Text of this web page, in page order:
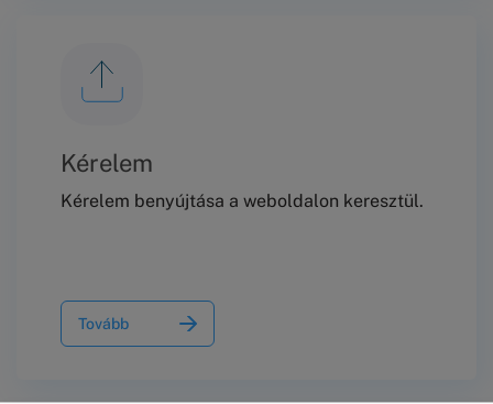
Kérelem
Kérelem benyújtása a weboldalon keresztül.
Tovább